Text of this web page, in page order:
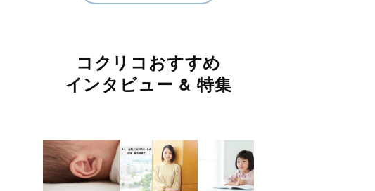
コクリコおすすめ
インタビュー & 特集